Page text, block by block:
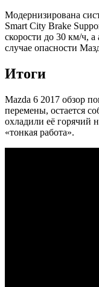
Модернизирована
Smart City Brake
скорости до 30 км/ч,
случае опасности
Итоги
Mazda 6 2017 обзор
перемены, остается
охладили её горячий
«тонкая работа».